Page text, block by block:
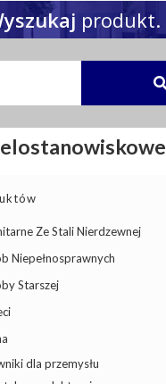
produkt.
Ze Stali Nierdzewnej
Niepełnosprawnych
Starszej
dla przemysłu